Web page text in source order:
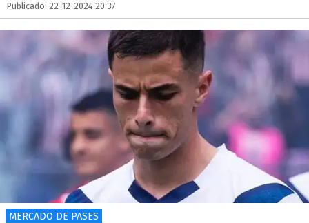
Publicado: 22-12-2024 20:37
MERCADO DE PASES